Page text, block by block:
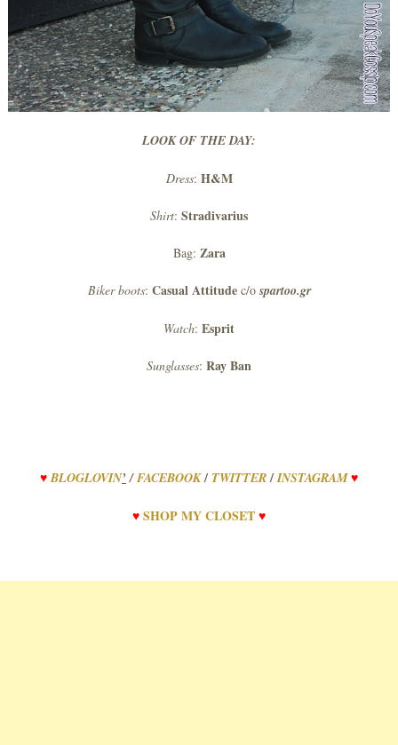
LOOK OF THE DAY:
Dress: H&M
Shirt: Stradivarius
Bag: Zara
Biker boots: Casual Attitudec/ospartoo.gr
Watch: Esprit
Sunglasses: RayBan
♥ BLOGLOVIN’/FACEBOOK / TWITTER / INSTAGRAM ♥
♥SHOPMYCLOSET♥